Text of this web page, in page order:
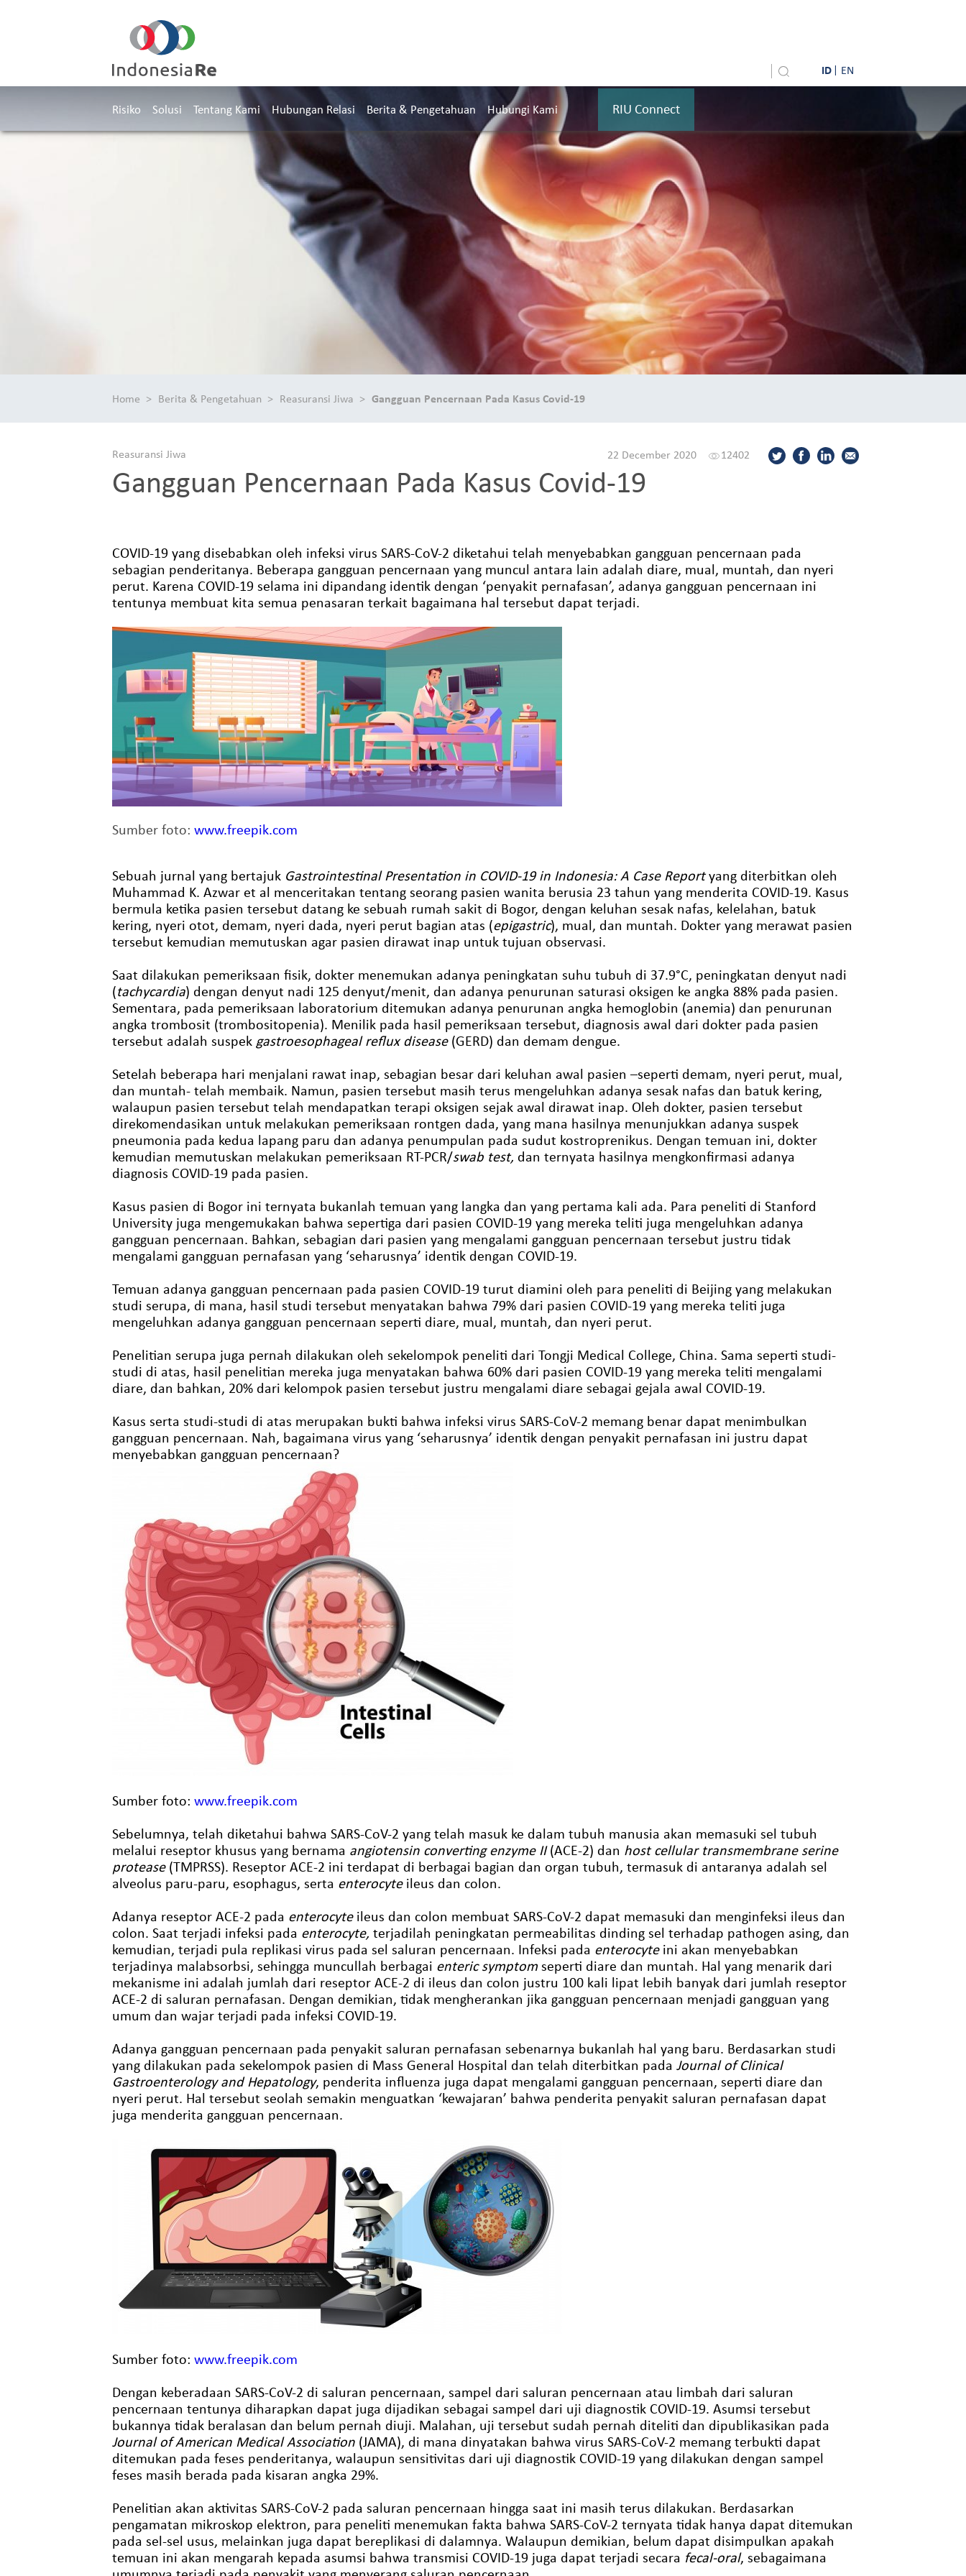
ID EN
Risiko Solusi Tentang Kami Hubungan Relasi Berita & Pengetahuan Hubungi Kami RIU Connect
Home Berita & Pengetahuan Reasuransi Jiwa Gangguan Pencernaan Pada Kasus Covid-19
22 December 2020 12402
Reasuransi Jiwa
Gangguan Pencernaan Pada Kasus Covid-19
COVID-19 yang disebabkan oleh infeksi virus SARS-CoV-2 diketahui telah menyebabkan gangguan pencernaan pada
sebagian penderitanya. Beberapa gangguan pencernaan yang muncul antara lain adalah diare, mual, muntah, dan nyeri
perut. Karena COVID-19 selama ini dipandang identik dengan ‘penyakit pernafasan’, adanya gangguan pencernaan ini
tentunya membuat kita semua penasaran terkait bagaimana hal tersebut dapat terjadi.
Sumber foto: www.freepik.com
Sebuah jurnal yang bertajuk Gastrointestinal Presentation in COVID-19 in Indonesia: A Case Reportyang diterbitkan oleh
Muhammad K. Azwar et al menceritakan tentang seorang pasien wanita berusia 23 tahun yang menderita COVID-19. Kasus
bermula ketika pasien tersebut datang ke sebuah rumah sakit di Bogor, dengan keluhan sesak nafas, kelelahan, batuk
kering, nyeri otot, demam, nyeri dada, nyeri perut bagian atas (epigastric), mual, dan muntah. Dokter yang merawat pasien
tersebut kemudian memutuskan agar pasien dirawat inap untuk tujuan observasi.
Saat dilakukan pemeriksaan fisik, dokter menemukan adanya peningkatan suhu tubuh di 37.9°C, peningkatan denyut nadi
(tachycardia) dengan denyut nadi 125 denyut/menit, dan adanya penurunan saturasi oksigen ke angka 88% pada pasien.
Sementara, pada pemeriksaan laboratorium ditemukan adanya penurunan angka hemoglobin (anemia) dan penurunan
angka trombosit (trombositopenia). Menilik pada hasil pemeriksaan tersebut, diagnosis awal dari dokter pada pasien
tersebut adalah suspek gastroesophageal reflux disease(GERD) dan demam dengue.
Setelah beberapa hari menjalani rawat inap, sebagian besar dari keluhan awal pasien –seperti demam, nyeri perut, mual,
dan muntah- telah membaik. Namun, pasien tersebut masih terus mengeluhkan adanya sesak nafas dan batuk kering,
walaupun pasien tersebut telah mendapatkan terapi oksigen sejak awal dirawat inap. Oleh dokter, pasien tersebut
direkomendasikan untuk melakukan pemeriksaan rontgen dada, yang mana hasilnya menunjukkan adanya suspek
pneumonia pada kedua lapang paru dan adanya penumpulan pada sudut kostroprenikus. Dengan temuan ini, dokter
kemudian memutuskan melakukan pemeriksaan RT-PCR/swab test, dan ternyata hasilnya mengkonfirmasi adanya
diagnosis COVID-19 pada pasien.
Kasus pasien di Bogor ini ternyata bukanlah temuan yang langka dan yang pertama kali ada. Para peneliti di Stanford
University juga mengemukakan bahwa sepertiga dari pasien COVID-19 yang mereka teliti juga mengeluhkan adanya
gangguan pencernaan. Bahkan, sebagian dari pasien yang mengalami gangguan pencernaan tersebut justru tidak
mengalami gangguan pernafasan yang ‘seharusnya’ identik dengan COVID-19.
Temuan adanya gangguan pencernaan pada pasien COVID-19 turut diamini oleh para peneliti di Beijing yang melakukan
studi serupa, di mana, hasil studi tersebut menyatakan bahwa 79% dari pasien COVID-19 yang mereka teliti juga
mengeluhkan adanya gangguan pencernaan seperti diare, mual, muntah, dan nyeri perut.
Penelitian serupa juga pernah dilakukan oleh sekelompok peneliti dari Tongji Medical College, China. Sama seperti studi-
studi di atas, hasil penelitian mereka juga menyatakan bahwa 60% dari pasien COVID-19 yang mereka teliti mengalami
diare, dan bahkan, 20% dari kelompok pasien tersebut justru mengalami diare sebagai gejala awal COVID-19.
Kasus serta studi-studi di atas merupakan bukti bahwa infeksi virus SARS-CoV-2 memang benar dapat menimbulkan
gangguan pencernaan. Nah, bagaimana virus yang ‘seharusnya’ identik dengan penyakit pernafasan ini justru dapat
menyebabkan gangguan pencernaan?
Sumber foto: www.freepik.com
Sebelumnya, telah diketahui bahwa SARS-CoV-2 yang telah masuk ke dalam tubuh manusia akan memasuki sel tubuh
melalui reseptor khusus yang bernama angiotensin converting enzyme II(ACE-2) dan host cellular transmembrane serine
protease (TMPRSS). Reseptor ACE-2 ini terdapat di berbagai bagian dan organ tubuh, termasuk di antaranya adalah sel
alveolus paru-paru, esophagus, serta enterocyteileus dan colon.
Adanya reseptor ACE-2 pada enterocyte ileus dan colon membuat SARS-CoV-2 dapat memasuki dan menginfeksi ileus dan
colon. Saat terjadi infeksi pada enterocyte, terjadilah peningkatan permeabilitas dinding sel terhadap pathogen asing, dan
kemudian, terjadi pula replikasi virus pada sel saluran pencernaan. Infeksi pada enterocyte ini akan menyebabkan
terjadinya malabsorbsi, sehingga muncullah berbagai enteric symptomseperti diare dan muntah. Hal yang menarik dari
mekanisme ini adalah jumlah dari reseptor ACE-2 di ileus dan colon justru 100 kali lipat lebih banyak dari jumlah reseptor
ACE-2 di saluran pernafasan. Dengan demikian, tidak mengherankan jika gangguan pencernaan menjadi gangguan yang
umum dan wajar terjadi pada infeksi COVID-19.
Adanya gangguan pencernaan pada penyakit saluran pernafasan sebenarnya bukanlah hal yang baru. Berdasarkan studi
yang dilakukan pada sekelompok pasien di Mass General Hospital dan telah diterbitkan pada Journal of Clinical
Gastroenterology and Hepatology, penderita influenza juga dapat mengalami gangguan pencernaan, seperti diare dan
nyeri perut. Hal tersebut seolah semakin menguatkan ‘kewajaran’ bahwa penderita penyakit saluran pernafasan dapat
juga menderita gangguan pencernaan.
Sumber foto: www.freepik.com
Dengan keberadaan SARS-CoV-2 di saluran pencernaan, sampel dari saluran pencernaan atau limbah dari saluran
pencernaan tentunya diharapkan dapat juga dijadikan sebagai sampel dari uji diagnostik COVID-19. Asumsi tersebut
bukannya tidak beralasan dan belum pernah diuji. Malahan, uji tersebut sudah pernah diteliti dan dipublikasikan pada
Journal of American Medical Association(JAMA), di mana dinyatakan bahwa virus SARS-CoV-2 memang terbukti dapat
ditemukan pada feses penderitanya, walaupun sensitivitas dari uji diagnostik COVID-19 yang dilakukan dengan sampel
feses masih berada pada kisaran angka 29%.
Penelitian akan aktivitas SARS-CoV-2 pada saluran pencernaan hingga saat ini masih terus dilakukan. Berdasarkan
pengamatan mikroskop elektron, para peneliti menemukan fakta bahwa SARS-CoV-2 ternyata tidak hanya dapat ditemukan
pada sel-sel usus, melainkan juga dapat bereplikasi di dalamnya. Walaupun demikian, belum dapat disimpulkan apakah
temuan ini akan mengarah kepada asumsi bahwa transmisi COVID-19 juga dapat terjadi secara fecal-oral, sebagaimana